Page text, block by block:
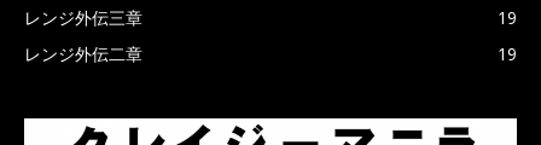
レンジ外伝三章
19
レンジ外伝二章
19